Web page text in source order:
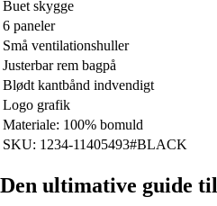
Buet skygge
6 paneler
Små ventilationshuller
Justerbar rem bagpå
Blødt kantbånd indvendigt
Logo grafik
Materiale: 100% bomuld
SKU: 1234-11405493#BLACK
Den ultimative guide